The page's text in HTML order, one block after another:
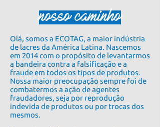
nosso caminho
Olá, somos a ECOTAG, a maior indústria
de lacres da América Latina. Nascemos
em 2014 com o propósito de levantarmos
a bandeira contra a falsificação e a
fraude em todos os tipos de produtos.
Nossa maior preocupação sempre foi de
combatermos a ação de agentes
fraudadores, seja por reprodução
indevida de produtos ou por trocas dos
mesmos.